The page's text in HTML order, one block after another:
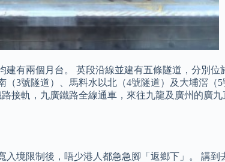
有兩個月台。 英段沿線並建有五條隧道，分別位
3號隧道）、馬料水以北（4號隧道）及大埔滘（5
接軌，九廣鐵路全線通車，來往九龍及廣州的廣九
境限制後，唔少港人都急急腳「返鄉下」。 講到